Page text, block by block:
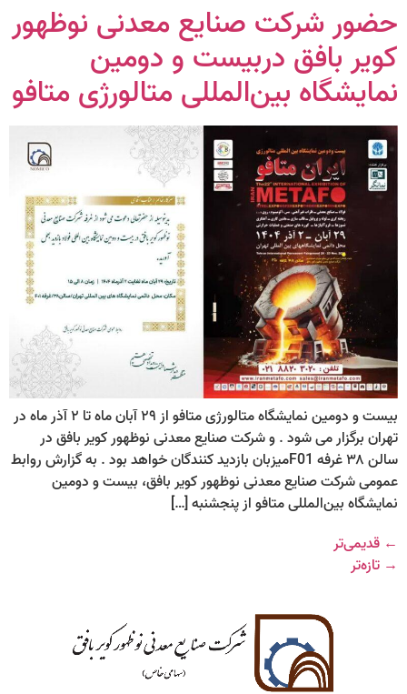
حضور شرکت صنایع معدنی نوظهور
کویر بافق دربیست و دومین
نمایشگاه بین‌المللی متالورژی متافو
بیست و دومین نمایشگاه متالورژی متافو از ۲۹ آبان ماه تا ۲ آذر ماه در
تهران برگزار می شود . و شرکت صنایع معدنی نوظهور کویر بافق در
سالن ۳۸ غرفه F01میزبان بازدید کنندگان خواهد بود . به گزارش روابط
عمومی شرکت صنایع معدنی نوظهور کویر بافق، بیست و دومین
نمایشگاه بین‌المللی متافو از پنجشنبه […]
← قدیمی‌تر
→ تازه‌تر